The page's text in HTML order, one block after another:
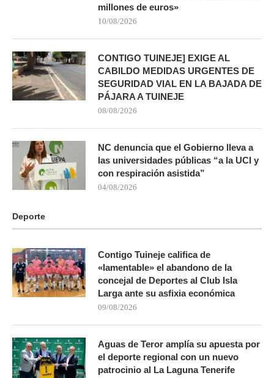
millones de euros»
10/08/2026
CONTIGO TUINEJE] EXIGE AL
CABILDO MEDIDAS URGENTES DE
SEGURIDAD VIAL EN LA BAJADA DE
PÁJARA A TUINEJE
08/08/2026
NC denuncia que el Gobierno lleva a
las universidades públicas “a la UCI y
con respiración asistida”
04/08/2026
Deporte
Contigo Tuineje califica de
«lamentable» el abandono de la
concejal de Deportes al Club Isla
Larga ante su asfixia económica
09/08/2026
Aguas de Teror amplía su apuesta por
el deporte regional con un nuevo
patrocinio al La Laguna Tenerife